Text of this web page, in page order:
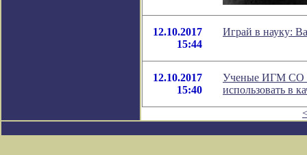
12.10.2017
15:44
Играй в науку:
12.10.2017
15:40
Ученые ИГМ СО
использовать в